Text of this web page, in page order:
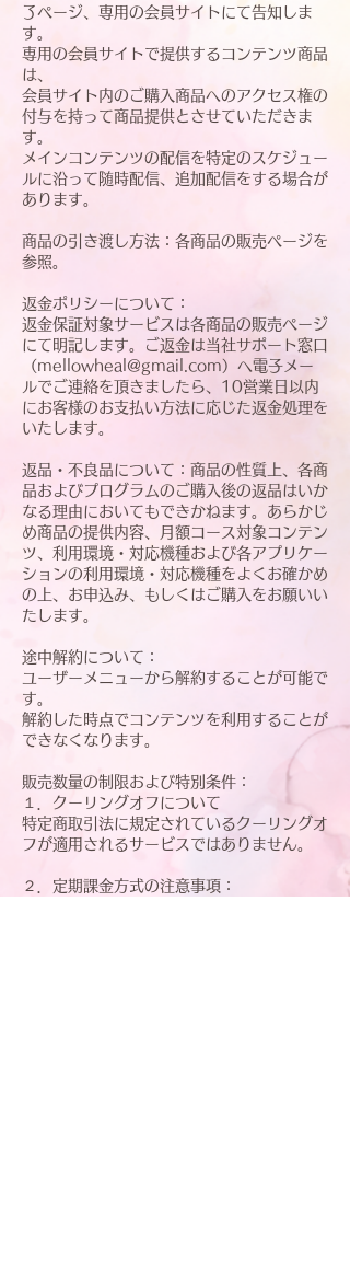
了ページ、専用の会員サイトにて告知しま
す。
専用の会員サイトで提供するコンテンツ商品
は、
会員サイト内のご購入商品へのアクセス権の
付与を持って商品提供とさせていただきま
す。
メインコンテンツの配信を特定のスケジュー
ルに沿って随時配信、追加配信をする場合が
あります。
商品の引き渡し方法：各商品の販売ページを
参照。
返金ポリシーについて：
返金保証対象サービスは各商品の販売ページ
にて明記します。ご返金は当社サポート窓口
（mellowheal@gmail.com）へ電子メー
ルでご連絡を頂きましたら、10営業日以内
にお客様のお支払い方法に応じた返金処理を
いたします。
返品・不良品について：商品の性質上、各商
品およびプログラムのご購入後の返品はいか
なる理由においてもできかねます。あらかじ
め商品の提供内容、月額コース対象コンテン
ツ、利用環境・対応機種および各アプリケー
ションの利用環境・対応機種をよくお確かめ
の上、お申込み、もしくはご購入をお願いい
たします。
途中解約について：
ユーザーメニューから解約することが可能で
す。
解約した時点でコンテンツを利用することが
できなくなります。
販売数量の制限および特別条件：
１．クーリングオフについて
特定商取引法に規定されているクーリングオ
フが適用されるサービスではありません。
２．定期課金方式の注意事項：